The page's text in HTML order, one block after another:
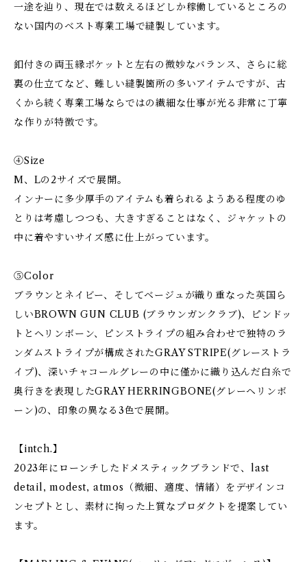
一途を辿り、現在では数えるほどしか稼働しているところの
ない国内のベスト専業工場で縫製しています。
釦付きの両玉縁ポケットと左右の微妙なバランス、さらに総
裏の仕立てなど、難しい縫製箇所の多いアイテムですが、古
くから続く専業工場ならではの繊細な仕事が光る非常に丁寧
な作りが特徴です。
④Size
M、Lの2サイズで展開。
インナーに多少厚手のアイテムも着られるようある程度のゆ
とりは考慮しつつも、大きすぎることはなく、ジャケットの
中に着やすいサイズ感に仕上がっています。
⑤Color
ブラウンとネイビー、そしてベージュが織り重なった英国ら
しいBROWN GUN CLUB (ブラウンガンクラブ)、ピンドッ
トとヘリンボーン、ピンストライプの組み合わせで独特のラ
ンダムストライプが構成されたGRAY STRIPE(グレーストラ
イプ)、深いチャコールグレーの中に僅かに織り込んだ白糸で
奥行きを表現したGRAY HERRINGBONE(グレーヘリンボ
ーン)の、印象の異なる3色で展開。
【intch.】
2023年にローンチしたドメスティックブランドで、last
detail, modest, atmos（微細、適度、情緒）をデザインコ
ンセプトとし、素材に拘った上質なプロダクトを提案してい
ます。